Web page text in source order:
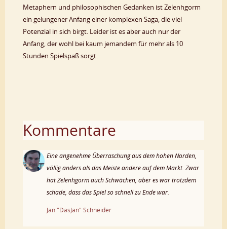
Metaphern und philosophischen Gedanken ist Zelenhgorm
ein gelungener Anfang einer komplexen Saga, die viel
Potenzial in sich birgt. Leider ist es aber auch nur der
Anfang, der wohl bei kaum jemandem für mehr als 10
Stunden Spielspaß sorgt.
Kommentare
Eine angenehme Überraschung aus dem hohen Norden,
völlig anders als das Meiste andere auf dem Markt. Zwar
hat Zelenhgorm auch Schwächen, aber es war trotzdem
schade, dass das Spiel so schnell zu Ende war.
Jan "DasJan" Schneider